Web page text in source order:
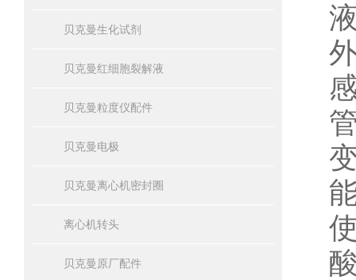
贝克曼生化试剂
贝克曼红细胞裂解液
贝克曼粒度仪配件
贝克曼电极
贝克曼离心机密封圈
离心机转头
贝克曼原厂配件